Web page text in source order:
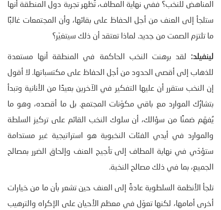
المناهض للنخب؟ ففي نهاية المطاف، تُظهر تجربة دول المنطقة أنها
ستلجأ إلى العنف من أجل الحفاظ على بقائها، وأن المجتمعات غالبًا
ما تلتزم الصمت من جديد. لماذا تعتقد أن ذلك سيتغيّر؟
لينفيلد: لقد برهنت النخب الحاكمة في المنطقة أنها مستعدة
للذهاب إلى أقصى الحدود من أجل الحفاظ على مكتسباتها. لا أقول
إن النخب ستقرر أن عليها التفكير في الآخرين بعيدًا من الأنانية وتبدأ
بتشارُك الموارد مع باقي مكوّنات المجتمع. بل ما أقصده، وهو ما
يُفهَم ضمنًا من سؤالك، أن سلوك النخب القائم على تركيز السلطة
والموارد في أيدي الفئات النخبوية هو استراتيجية غير مستدامة
ستؤدّي في نهاية المطاف إلى تأجيج العنف وإلحاق الضرر بمصالح
الجميع، بما في ذلك مصالح النخبة.
تلجأ الأنظمة السلطوية عادةً إلى العنف حين تشعر بأن ما من خيارات
أخرى أمامها، لكنها تعوّل في معظم الأحيان على الإكراه والترهيب